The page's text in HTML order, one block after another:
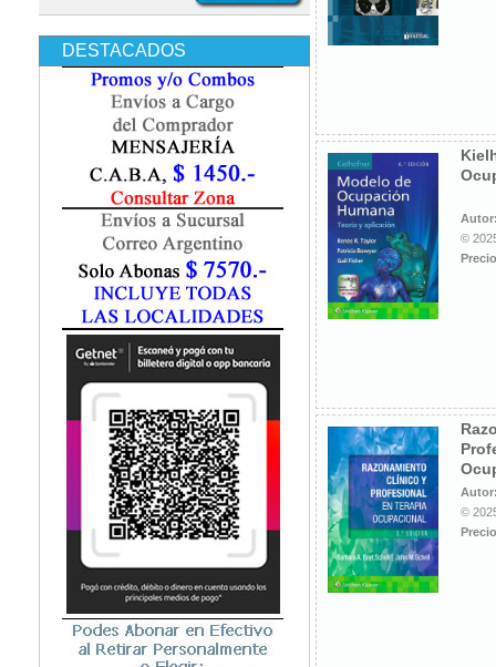
Enfermería
Epidemiología
Farmacia / Farmacología
Fisiatría / Kinesiología
Fisiología / Fisiopatología
Fonoaudiología
Gastroenterología
Geriatría
Ginecología / Obstetricia
Hematología
Histología
Homeopatía
Infectología
Inmunología
Instrumentación Quirurgica
Medicina del Deporte / Rehabilitación
Medicina Emergencias / Urgencias
Medicina Forense / Legal
Medicina General
Medicina Interna
Microbiología
Nefrología
DESTACADOS
©
©